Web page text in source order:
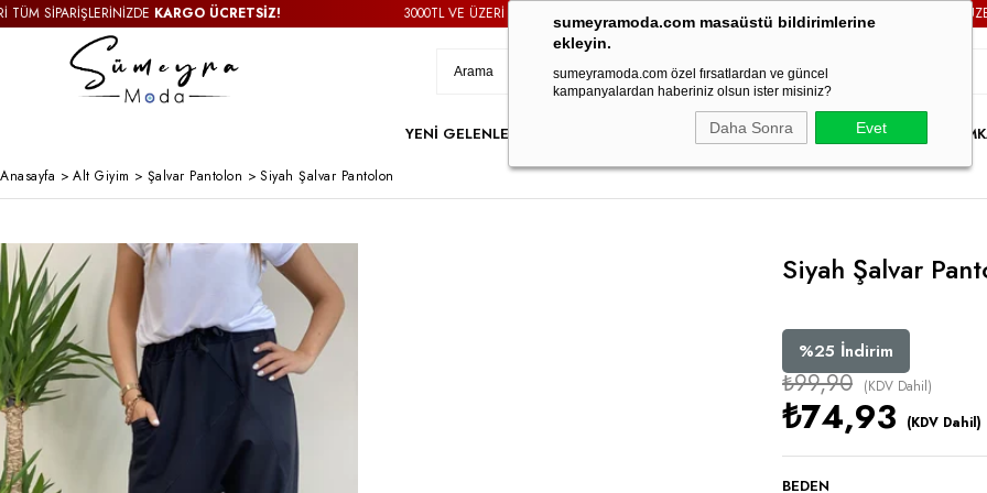
sumeyramoda.com masaüstü bildirimlerine
ekleyin.
sumeyramoda.com özel fırsatlardan ve güncel
kampanyalardan haberiniz olsun ister misiniz?
Daha Sonra Evet
SİPARİŞLERİNİZDEKARGO ÜCRETSİZ! 3000TL VE ÜZERİ TÜM SİPARİŞLERİNİZDE KARGO ÜCRETSİZ! 3000TL VE ÜZERİ
YENİ GELENLER ALT GİYİMDIŞ GİYİMTAKIM PARTY WEAR İNDİRİM
Anasayfa > Alt Giyim > Şalvar Pantolon > Siyah Şalvar Pantolon
Siyah Şalvar
%25 İndirim
₺99,90 (KDV Dahil)
₺74,93 (KDV Dahil)
BEDEN